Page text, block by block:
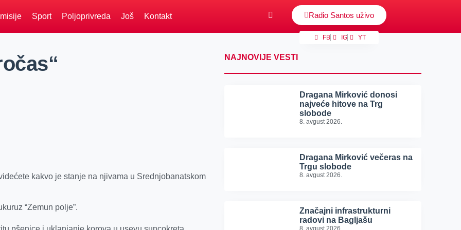
Sport Poljoprivreda Još Kontakt Radio Santos uživo
FB IG YT
kakvo je stanje na njivama u Srednjobanatskom
“Zemun polje”.
NAJNOVIJE VESTI
Dragana Mirković donosi
najveće hitove na Trg
slobode
8. avgust 2026.
Dragana Mirković večeras na
Trgu slobode
8. avgust 2026.
Značajni infrastrukturni
radovi na Bagljašu
8. avgust 2026.